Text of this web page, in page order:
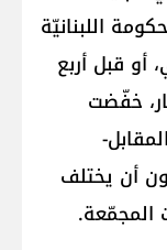
اللبنانيّة
أو قبل أربع
خفّضت
أن يختلف
المجمّعة.